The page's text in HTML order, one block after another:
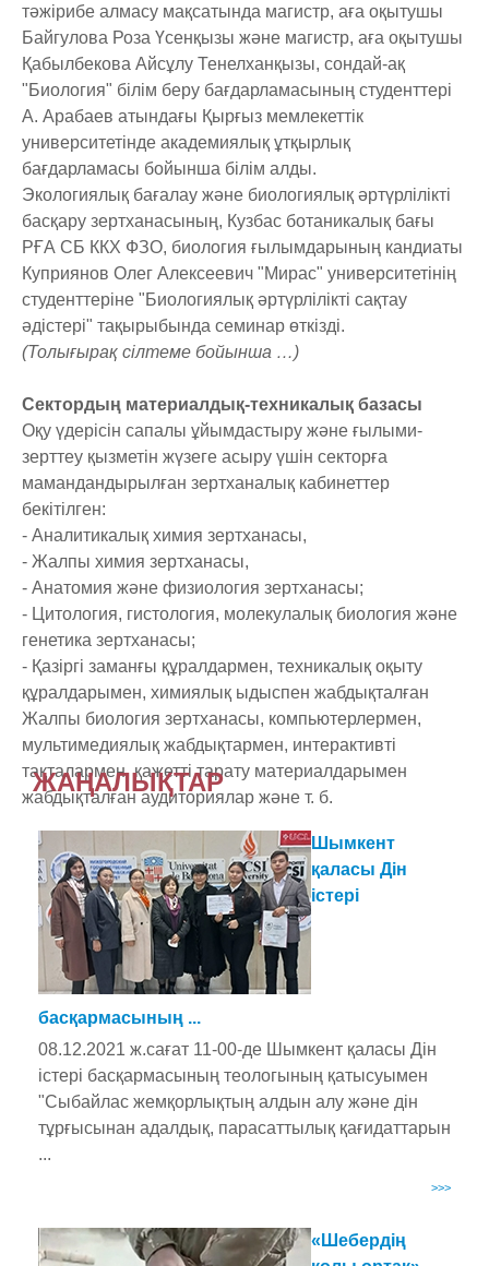
тәжірибе алмасу мақсатында магистр, аға оқытушы
Байгулова Роза Үсенқызы және магистр, аға оқытушы
Қабылбекова Айсұлу Тенелханқызы, сондай-ақ
"Биология" білім беру бағдарламасының студенттері
А. Арабаев атындағы Қырғыз мемлекеттік
университетінде академиялық ұтқырлық
бағдарламасы бойынша білім алды.
Экологиялық бағалау және биологиялық әртүрлілікті
басқару зертханасының, Кузбас ботаникалық бағы
РҒА СБ ККХ ФЗО, биология ғылымдарының кандиаты
Куприянов Олег Алексеевич "Мирас" университетінің
студенттеріне "Биологиялық әртүрлілікті сақтау
әдістері" тақырыбында семинар өткізді.
(Толығырақ сілтеме бойынша …)
Сектордың материалдық-техникалық базасы
Оқу үдерісін сапалы ұйымдастыру және ғылыми-
зерттеу қызметін жүзеге асыру үшін секторға
мамандандырылған зертханалық кабинеттер
бекітілген:
- Аналитикалық химия зертханасы,
- Жалпы химия зертханасы,
- Анатомия және физиология зертханасы;
- Цитология, гистология, молекулалық биология және
генетика зертханасы;
- Қазіргі заманғы құралдармен, техникалық оқыту
құралдарымен, химиялық ыдыспен жабдықталған
Жалпы биология зертханасы, компьютерлермен,
мультимедиялық жабдықтармен, интерактивті
тақталармен, қажетті тарату материалдарымен
жабдықталған аудиториялар және т. б.
ЖАҢАЛЫҚТАР
Шымкент
қаласы Дін
істері
басқармасының ...
08.12.2021 ж.сағат 11-00-де Шымкент қаласы Дін
істері басқармасының теологының қатысуымен
"Сыбайлас жемқорлықтың алдын алу және дін
тұрғысынан адалдық, парасаттылық қағидаттарын
...
>>>
«Шебердің